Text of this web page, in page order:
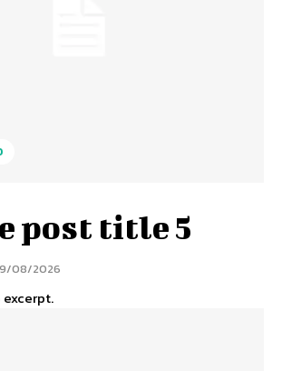
post title 5
08/2026
excerpt.